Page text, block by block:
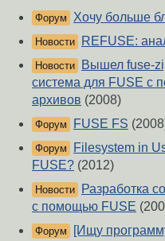
Форум Хочу больше
Новости REFUSE:
Новости
Вышел fuse-
система для FUSE с
архивов (2008)
Форум FUSE FS
Форум
Filesystem in
FUSE? (2012)
Новости
Разработка
с помощью FUSE
Форум [Ищу